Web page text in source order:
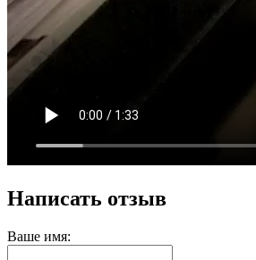
Написать отзыв
Ваше имя: